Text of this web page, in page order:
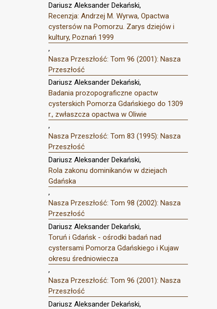
Dariusz Aleksander Dekański,
Recenzja: Andrzej M. Wyrwa, Opactwa
cystersów na Pomorzu. Zarys dziejów i
kultury, Poznań 1999
,
Nasza Przeszłość: Tom 96 (2001): Nasza
Przeszłość
Dariusz Aleksander Dekański,
Badania prozopograficzne opactw
cysterskich Pomorza Gdańskiego do 1309
r., zwłaszcza opactwa w Oliwie
,
Nasza Przeszłość: Tom 83 (1995): Nasza
Przeszłość
Dariusz Aleksander Dekański,
Rola zakonu dominikanów w dziejach
Gdańska
,
Nasza Przeszłość: Tom 98 (2002): Nasza
Przeszłość
Dariusz Aleksander Dekański,
Toruń i Gdańsk - ośrodki badań nad
cystersami Pomorza Gdańskiego i Kujaw
okresu średniowiecza
,
Nasza Przeszłość: Tom 96 (2001): Nasza
Przeszłość
Dariusz Aleksander Dekański,